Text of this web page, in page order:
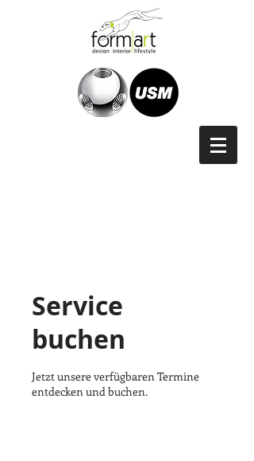
Service
buchen
Jetzt unsere verfügbaren Termine
entdecken und buchen.